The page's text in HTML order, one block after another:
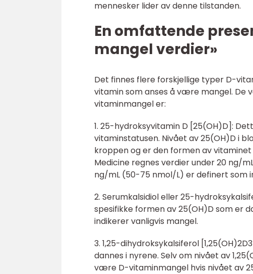
mennesker lider av denne tilstanden.
En omfattende
mangel verdier»
Det finnes flere forskjellige typer D-
vitamin som anses å være mangel. De
vitaminmangel er:
1. 25-hydroksyvitamin D [25(OH)D]:
vitaminstatusen. Nivået av 25(OH)D i
kroppen og er den formen av
Medicine regnes verdier under 20 ng/
ng/mL (50-75 nmol/L) er definert som
2. Serumkalsidiol eller 25-
spesifikke formen av 25(OH)D som er
indikerer vanligvis mangel.
3. 1,25-dihydroksykalsiferol
dannes i nyrene. Selv om nivået av
være D-vitaminmangel hvis nivået av